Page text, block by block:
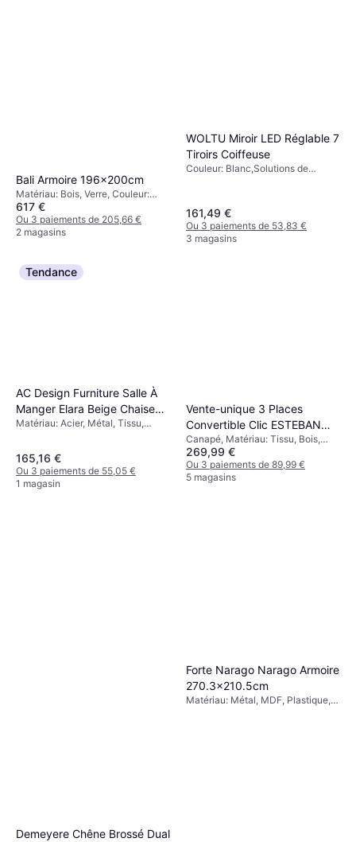
Bali Armoire 196x200cm
Matériau: Bois, Verre, Couleur:
Blanc,Solutions de Stockage:
Tiroirs Coulissants, Étagères,
Portes
617 €
Ou 3 paiements de 205,66 €
2 magasins
WOLTU Miroir LED Réglable 7
Tiroirs Coiffeuse
Couleur: Blanc,Solutions de
161,49 €
Ou 3 paiements de 53,83 €
3 magasins
Tendance
AC Design Furniture Salle À
Manger Elara Beige Chaise
de Cuisine
Matériau: Acier, Métal, Tissu,
165,16 €
Ou 3 paiements de 55,05 €
1 magasin
Vente-unique 3 Places
Convertible Clic ESTEBAN
Canapé
Canapé, Matériau: Tissu, Bois,
Polyester, Couleur: Gris
269,99 €
Ou 3 paiements de 89,99 €
5 magasins
Demeyere Chêne Brossé Dual
Forte Narago Narago Armoire
270.3x210.5cm
Matériau: Métal, MDF, Plastique,